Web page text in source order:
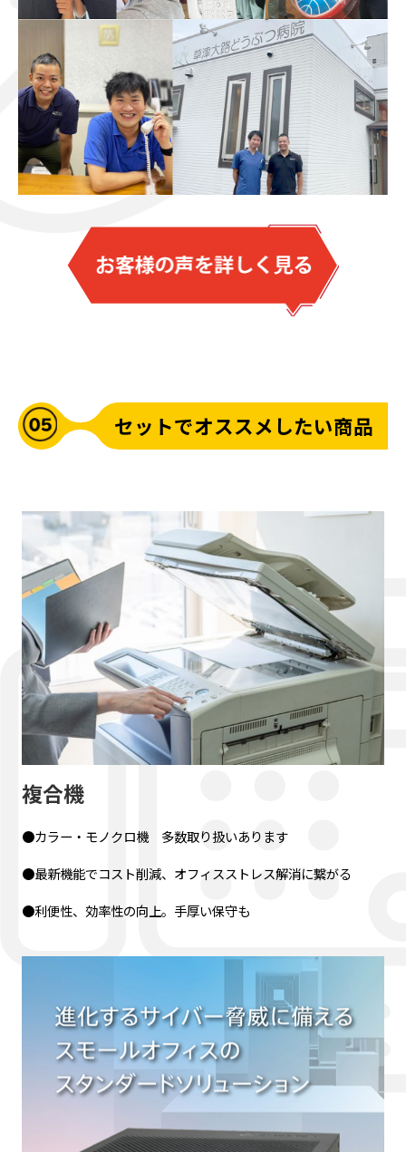
セットでオススメしたい商品
複合機
●カラー・モノクロ機 多数取り扱いあります
●最新機能でコスト削減、オフィスストレス解消に繋がる
●利便性、効率性の向上。手厚い保守も